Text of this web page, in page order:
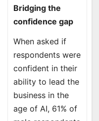
Bridging the
confidence gap
When asked if
respondents were
confident in their
ability to lead the
business in the
age of AI, 61% of